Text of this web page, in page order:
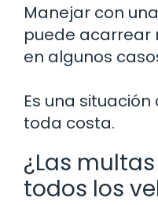
Manejar con
puede acarrear
en algunos
Es una
toda costa.
¿Las
todos los